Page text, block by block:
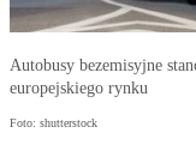
Autobusy bezemisyjne
europejskiego rynku
Foto: shutterstock